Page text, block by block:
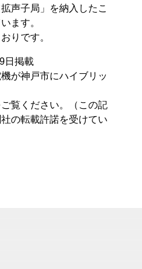
声子局」を納入したこ
ます。
りです。
日掲載
が神戸市にハイブリッ
ご覧ください。（この記
の転載許諾を受けてい